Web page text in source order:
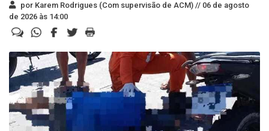
por Karem Rodrigues (Com supervisão de ACM) // 06 de agosto
de 2026 às 14:00